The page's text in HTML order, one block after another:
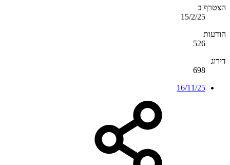
הצטרף ב
15/2/25
הודעות
526
דירוג
698
16/11/25